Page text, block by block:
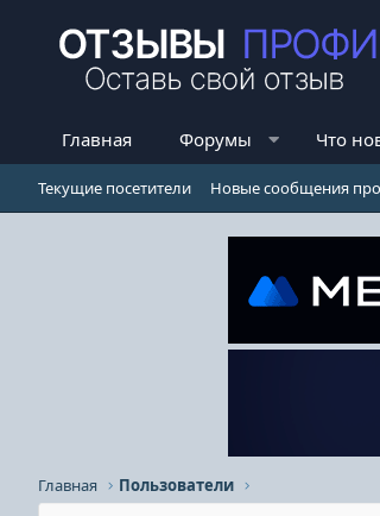
Главная Форумы Что
Текущие посетители Новые сообщения
Главная Пользователи